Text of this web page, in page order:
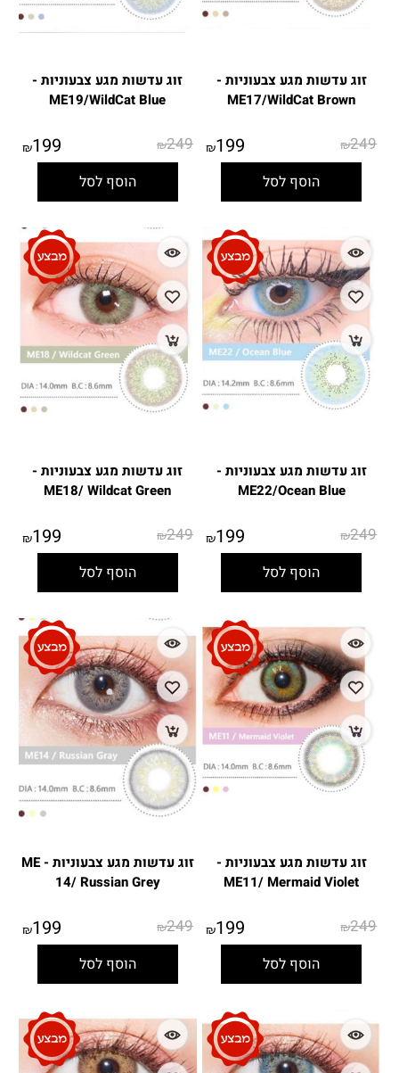
זוג עדשות מגע צבעוניות -
ME17/WildCat Brown
₪249
₪199
הוסף לסל
זוג עדשות מגע צבעוניות -
ME19/WildCat Blue
₪249
₪199
הוסף לסל
זוג עדשות מגע צבעוניות -
ME22/Ocean Blue
₪249
₪199
הוסף לסל
זוג עדשות מגע צבעוניות -
ME18/ Wildcat Green
₪249
₪199
הוסף לסל
זוג עדשות מגע צבעוניות -
ME11/ Mermaid Violet
₪249
₪199
הוסף לסל
זוג עדשות מגע צבעוניות - ME
14/ Russian Grey
₪249
₪199
הוסף לסל